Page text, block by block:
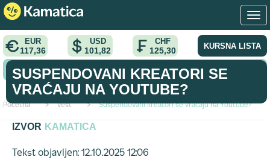
EUR
117,36
USD
101,82
CHF
125,30 KURSNA LISTA
KONVERTOR VALUTA
Početna > vest > Suspendovani kreatori se vraćaju na Youtube?
SUSPENDOVANI KREATORI SE
VRAĆAJU NA YOUTUBE?
IZVOR KAMATICA
Tekst objavljen: 12.10.2025 12:06